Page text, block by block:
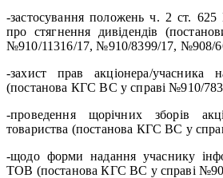
-застосування положень ч. 2 ст.
про стягнення дивідендів
№910/11316/17, №910/8399/17, №908/
-захист прав акціонера/учасника
(постанова КГС ВС у справі №910/
-проведення щорічних зборів
товариства (постанова КГС ВС у
-щодо форми надання учаснику
ТОВ (постанова КГС ВС у справі